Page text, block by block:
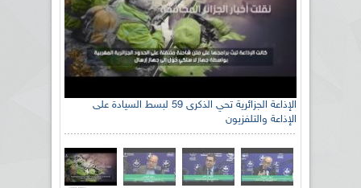
الإذاعة الجزائرية تحي الذكرى 59 لبسط السيادة على
الإذاعة والتلفزيون